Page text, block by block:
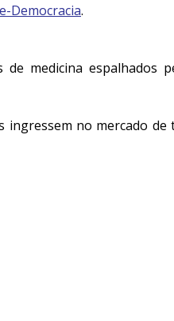
Democracia.
medicina espalhados
no mercado